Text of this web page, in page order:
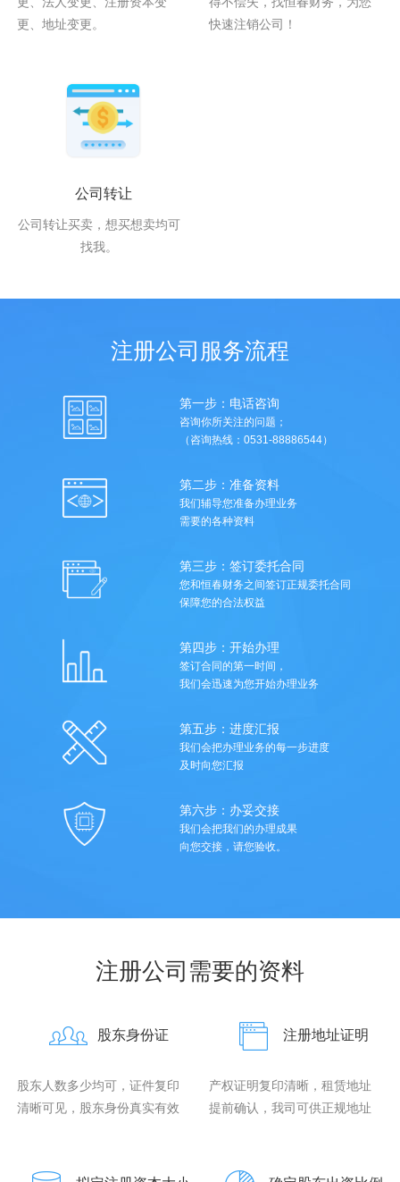
更、地址变更。
快速注销公司！
公司转让
公司转让买卖，想买想卖均可
找我。
注册公司服务流程
第一步：电话咨询
咨询你所关注的问题；
（咨询热线：0531-88886544）
第二步：准备资料
我们辅导您准备办理业务
需要的各种资料
第三步：签订委托合同
您和恒春财务之间签订正规委托合同
保障您的合法权益
第四步：开始办理
签订合同的第一时间，
我们会迅速为您开始办理业务
第五步：进度汇报
我们会把办理业务的每一步进度
及时向您汇报
第六步：办妥交接
我们会把我们的办理成果
向您交接，请您验收。
注册公司需要的资料
股东身份证
股东人数多少均可，证件复印
清晰可见，股东身份真实有效
注册地址证明
产权证明复印清晰，租赁地址
提前确认，我司可供正规地址